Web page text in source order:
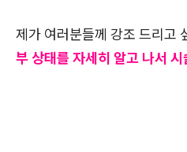
제가 여러분들께 강조 드리고
부 상태를 자세히 알고 나서